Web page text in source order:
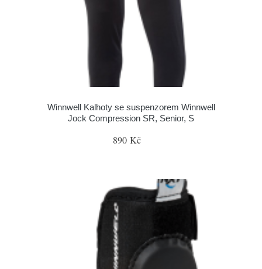
Winnwell Kalhoty se suspenzorem Winnwell
Jock Compression SR, Senior, S
890 Kč